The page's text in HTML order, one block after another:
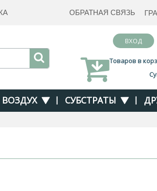
ОБРАТНАЯ СВЯЗЬ
ВХОД
Товаров в
ВОЗДУХ | СУБСТРАТЫ |